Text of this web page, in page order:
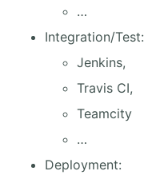
…
Integration/Test:
Jenkins,
Travis CI,
Teamcity
…
Deployment: